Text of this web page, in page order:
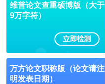
维普论文查重硕博版（大于
9万字符）
万方论文职称版（论文请注
明发表日期）